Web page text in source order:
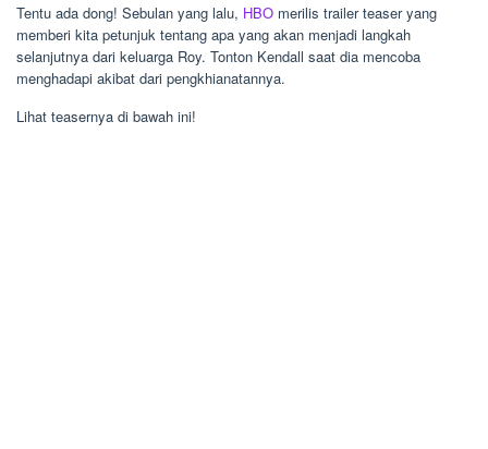
Tentu ada dong! Sebulan yang lalu, HBO merilis trailer teaser yang
memberi kita petunjuk tentang apa yang akan menjadi langkah
selanjutnya dari keluarga Roy. Tonton Kendall saat dia mencoba
menghadapi akibat dari pengkhianatannya.
Lihat teasernya di bawah ini!